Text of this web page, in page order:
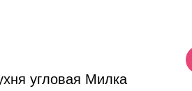
угловая Милка